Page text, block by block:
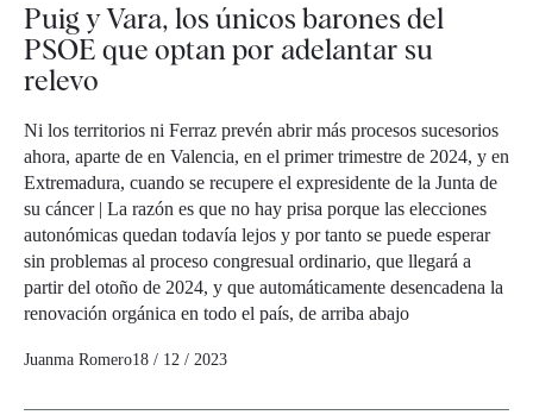
Puig y Vara, los únicos barones del
PSOE que optan por adelantar su
relevo
Ni los territorios ni Ferraz prevén abrir más procesos sucesorios
ahora, aparte de en Valencia, en el primer trimestre de 2024, y en
Extremadura, cuando se recupere el expresidente de la Junta de
su cáncer | La razón es que no hay prisa porque las elecciones
autonómicas quedan todavía lejos y por tanto se puede esperar
sin problemas al proceso congresual ordinario, que llegará a
partir del otoño de 2024, y que automáticamente desencadena la
renovación orgánica en todo el país, de arriba abajo
Juanma Romero18 / 12 / 2023